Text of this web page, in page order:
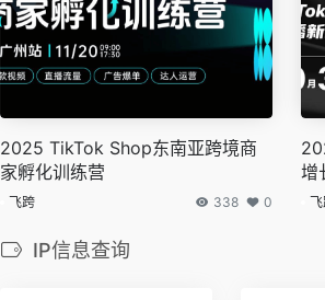
2025 TikTok Shop东南亚跨境商
家孵化训练营
飞跨 338 0
增
IP信息查询